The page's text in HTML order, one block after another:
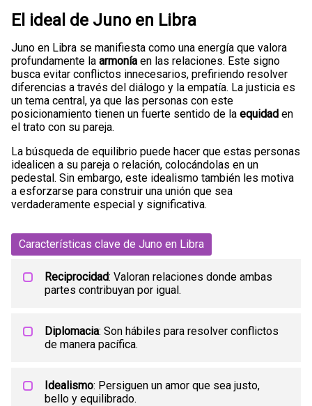
El ideal de Juno en Libra
Juno en Libra se manifiesta como una energía que valora
profundamente la armonía en las relaciones. Este signo
busca evitar conflictos innecesarios, prefiriendo resolver
diferencias a través del diálogo y la empatía. La justicia es
un tema central, ya que las personas con este
posicionamiento tienen un fuerte sentido de la equidad en
el trato con su pareja.
La búsqueda de equilibrio puede hacer que estas personas
idealicen a su pareja o relación, colocándolas en un
pedestal. Sin embargo, este idealismo también les motiva
a esforzarse para construir una unión que sea
verdaderamente especial y significativa.
Características clave de Juno en Libra
Reciprocidad: Valoran relaciones donde ambas
partes contribuyan por igual.
Diplomacia: Son hábiles para resolver conflictos
de manera pacífica.
Idealismo: Persiguen un amor que sea justo,
bello y equilibrado.